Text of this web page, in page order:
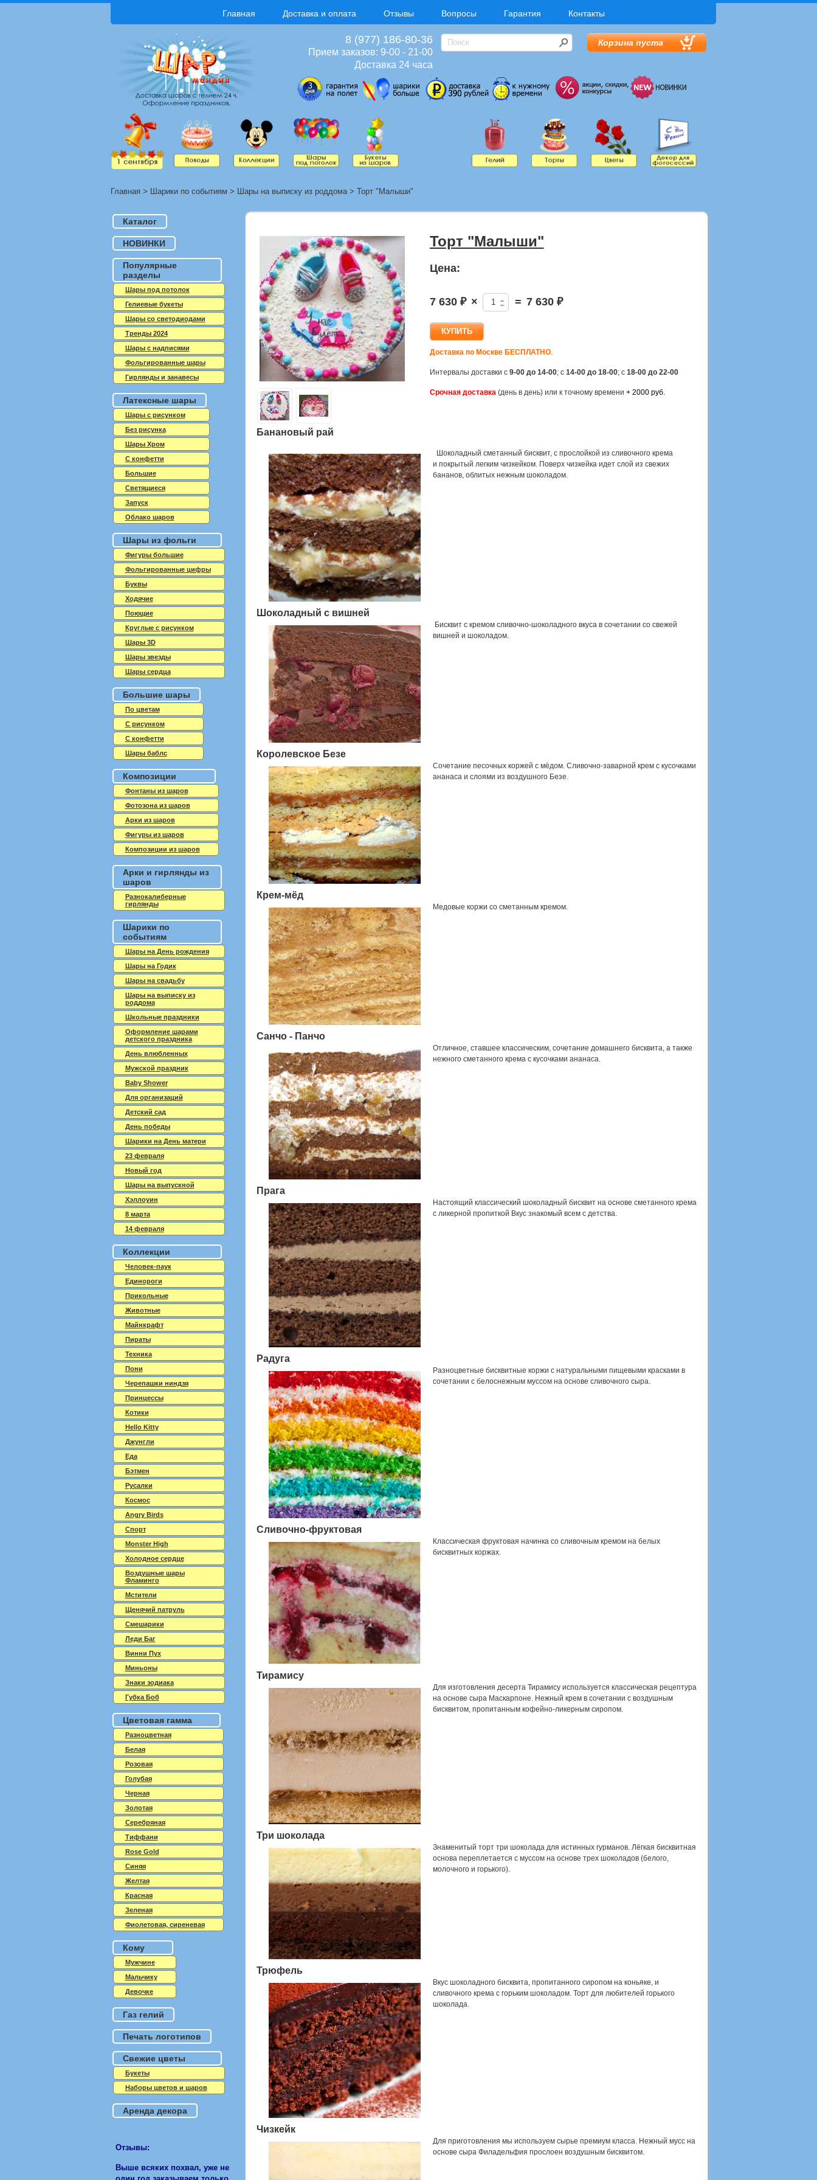
Главная Доставка и оплата Отзывы Вопросы Гарантия Контакты
8 (977) 186-80-36
Прием заказов: 9-00 - 21-00
Доставка 24 часа
Корзина пуста
Главная > Шарики по событиям > Шары на выписку из роддома > Торт "Малыши"
Торт "Малыши"
Цена:
7 630 ₽ × = 7 630 ₽
Доставка по Москве БЕСПЛАТНО.
Интервалы доставки с 9-00 до 14-00; с 14-00 до 18-00; с 18-00 до 22-00
Срочная доставка(день в день) или к точному времени + 2000 руб.
Банановый рай
Шоколадный сметанный бисквит, с прослойкой из сливочного крема
и покрытый легким чизкейком. Поверх чизкейка идет слой из свежих
бананов, облитых нежным шоколадом.
Шоколадный с вишней
Бисквит с кремом сливочно-шоколадного вкуса в сочетании со свежей
вишней и шоколадом.
Королевское Безе
Сочетание песочных коржей с мёдом. Сливочно-заварной крем с кусочками
ананаса и слоями из воздушного Безе.
Крем-мёд
Медовые коржи со сметанным кремом.
Санчо - Панчо
Отличное, ставшее классическим, сочетание домашнего бисквита, а также
нежного сметанного крема с кусочками ананаса.
Прага
Настоящий классический шоколадный бисквит на основе сметанного крема
с ликерной пропиткой Вкус знакомый всем с детства.
Радуга
Разноцветные бисквитные коржи с натуральными пищевыми красками в
сочетании с белоснежным муссом на основе сливочного сыра.
Сливочно-фруктовая
Классическая фруктовая начинка со сливочным кремом на белых
бисквитных коржах.
Тирамису
Для изготовления десерта Тирамису используется классическая рецептура
на основе сыра Маскарпоне. Нежный крем в сочетании с воздушным
бисквитом, пропитанным кофейно-ликерным сиропом.
Три шоколада
Знаменитый торт три шоколада для истинных гурманов. Лёгкая бисквитная
основа переплетается с муссом на основе трех шоколадов (белого,
молочного и горького).
Трюфель
Вкус шоколадного бисквита, пропитанного сиропом на коньяке, и
сливочного крема с горьким шоколадом. Торт для любителей горького
шоколада.
Чизкейк
Для приготовления мы используем сырье премиум класса. Нежный мусс на
основе сыра Филадельфия прослоен воздушным бисквитом.
Каталог
НОВИНКИ
Популярные
разделы
Шары под потолок
Гелиевые букеты
Шары со светодиодами
Тренды 2024
Шары с надписями
Фольгированные шары
Гирлянды и занавесы
Латексные шары
Шары с рисунком
Без рисунка
Шары Хром
C конфетти
Большие
Светящиеся
Запуск
Облако шаров
Шары из фольги
Фигуры большие
Фольгированные цифры
Буквы
Ходячие
Поющие
Круглые с рисунком
Шары 3D
Шары звезды
Шары сердца
Большие шары
По цветам
С рисунком
С конфетти
Шары баблс
Композиции
Фонтаны из шаров
Фотозона из шаров
Арки из шаров
Фигуры из шаров
Композиции из шаров
Арки и гирлянды из
шаров
Разнокалиберные
гирлянды
Шарики по
событиям
Шары на День рождения
Шары на Годик
Шары на свадьбу
Шары на выписку из
роддома
Школьные праздники
Оформление шарами
детского праздника
День влюбленных
Мужской праздник
Baby Shower
Для организаций
Детский сад
День победы
Шарики на День матери
23 февраля
Новый год
Шары на выпускной
Хэллоуин
8 марта
14 февраля
Коллекции
Человек-паук
Единороги
Прикольные
Животные
Майнкрафт
Пираты
Техника
Пони
Черепашки ниндзя
Принцессы
Котики
Hello Kitty
Джунгли
Еда
Бэтмен
Русалки
Космос
Angry Birds
Спорт
Monster High
Холодное сердце
Воздушные шары
Фламинго
Мстители
Щенячий патруль
Смешарики
Леди Баг
Винни Пух
Миньоны
Знаки зодиака
Губка Боб
Цветовая гамма
Разноцветная
Белая
Розовая
Голубая
Черная
Золотая
Серебряная
Тиффани
Rose Gold
Синяя
Желтая
Красная
Зеленая
Фиолетовая, сиреневая
Кому
Мужчине
Мальчику
Девочке
Газ гелий
Печать логотипов
Свежие цветы
Букеты
Наборы цветов и шаров
Аренда декора
Отзывы:
Выше всяких похвал, уже не